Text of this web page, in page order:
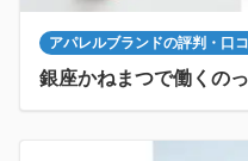
アパレルブランドの評判・口
銀座かねまつで働くの